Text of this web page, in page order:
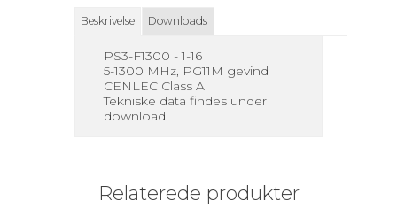
Beskrivelse Downloads
PS3-F1300 - 1-16
5-1300 MHz, PG11M gevind
CENLEC Class A
Tekniske data findes under
download
Relaterede produkter